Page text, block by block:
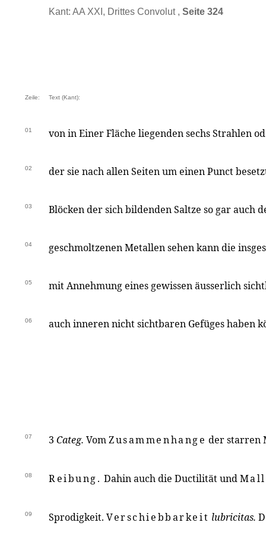
Kant: AA XXI, Drittes Convolut , Seite 324
Zeile: Text (Kant):
01 von in Einer Fläche liegenden sechs Strahlen
02 der sie nach allen Seiten um einen Punct
03 Blöcken der sich bildenden Saltze so gar auch
04 geschmoltzenen Metallen sehen kann die
05 mit Annehmung eines gewissen äusserlich
06 auch inneren nicht sichtbaren Gefüges haben
07 3 Categ. VomZusammenhange der starren
08 Reibung. Dahin auch die Ductilität und
09 Sprodigkeit. Verschiebbarkeit lubricitas.